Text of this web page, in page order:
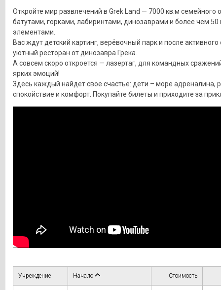
Откройте мир развлечений в Grek Land — 7000 кв.м семейного
батутами, горками, лабиринтами, динозаврами и более чем
элементами.
Вас ждут детский картинг, верёвочный парк и после активного
уютный ресторан от динозавра Грека.
А совсем скоро откроется — лазертаг, для командных
ярких эмоций!
Здесь каждый найдет свое счастье: дети – море адреналина,
спокойствие и комфорт. Покупайте билеты и приходите за
Учреждение Начало Стоимость